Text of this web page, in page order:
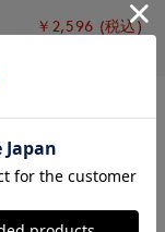
￥2,596 (税込)